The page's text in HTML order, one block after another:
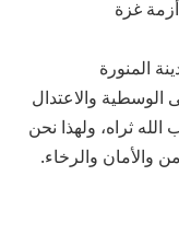
غزة
المنورة
الوسطية والاعتدال
ثراه، ولهذا نحن
والأمان والرخاء.